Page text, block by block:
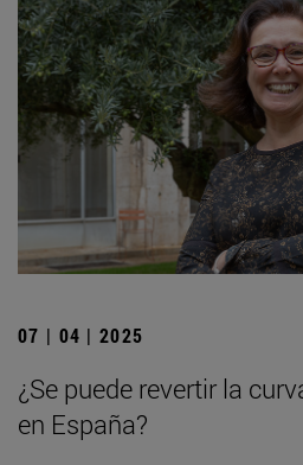
07 | 04 | 2025
¿Se puede revertir la
en España?